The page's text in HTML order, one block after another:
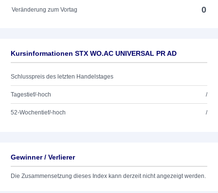
Veränderung zum Vortag 0
Kursinformationen STX WO.AC UNIVERSAL PR AD
Schlusspreis des letzten Handelstages
Tagestief/-hoch /
52-Wochentief/-hoch /
Gewinner / Verlierer
Die Zusammensetzung dieses Index kann derzeit nicht angezeigt werden.